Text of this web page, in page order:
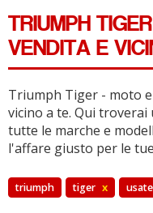
TRIUMPH
VENDITA E
Triumph Tiger - moto
vicino a te. Qui troverai
tutte le marche e
l'affare giusto per le
triumph tiger x usate